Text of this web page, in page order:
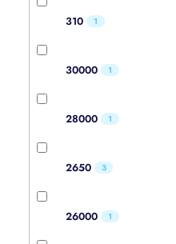
310 1
30000 1
28000 1
2650 3
26000 1